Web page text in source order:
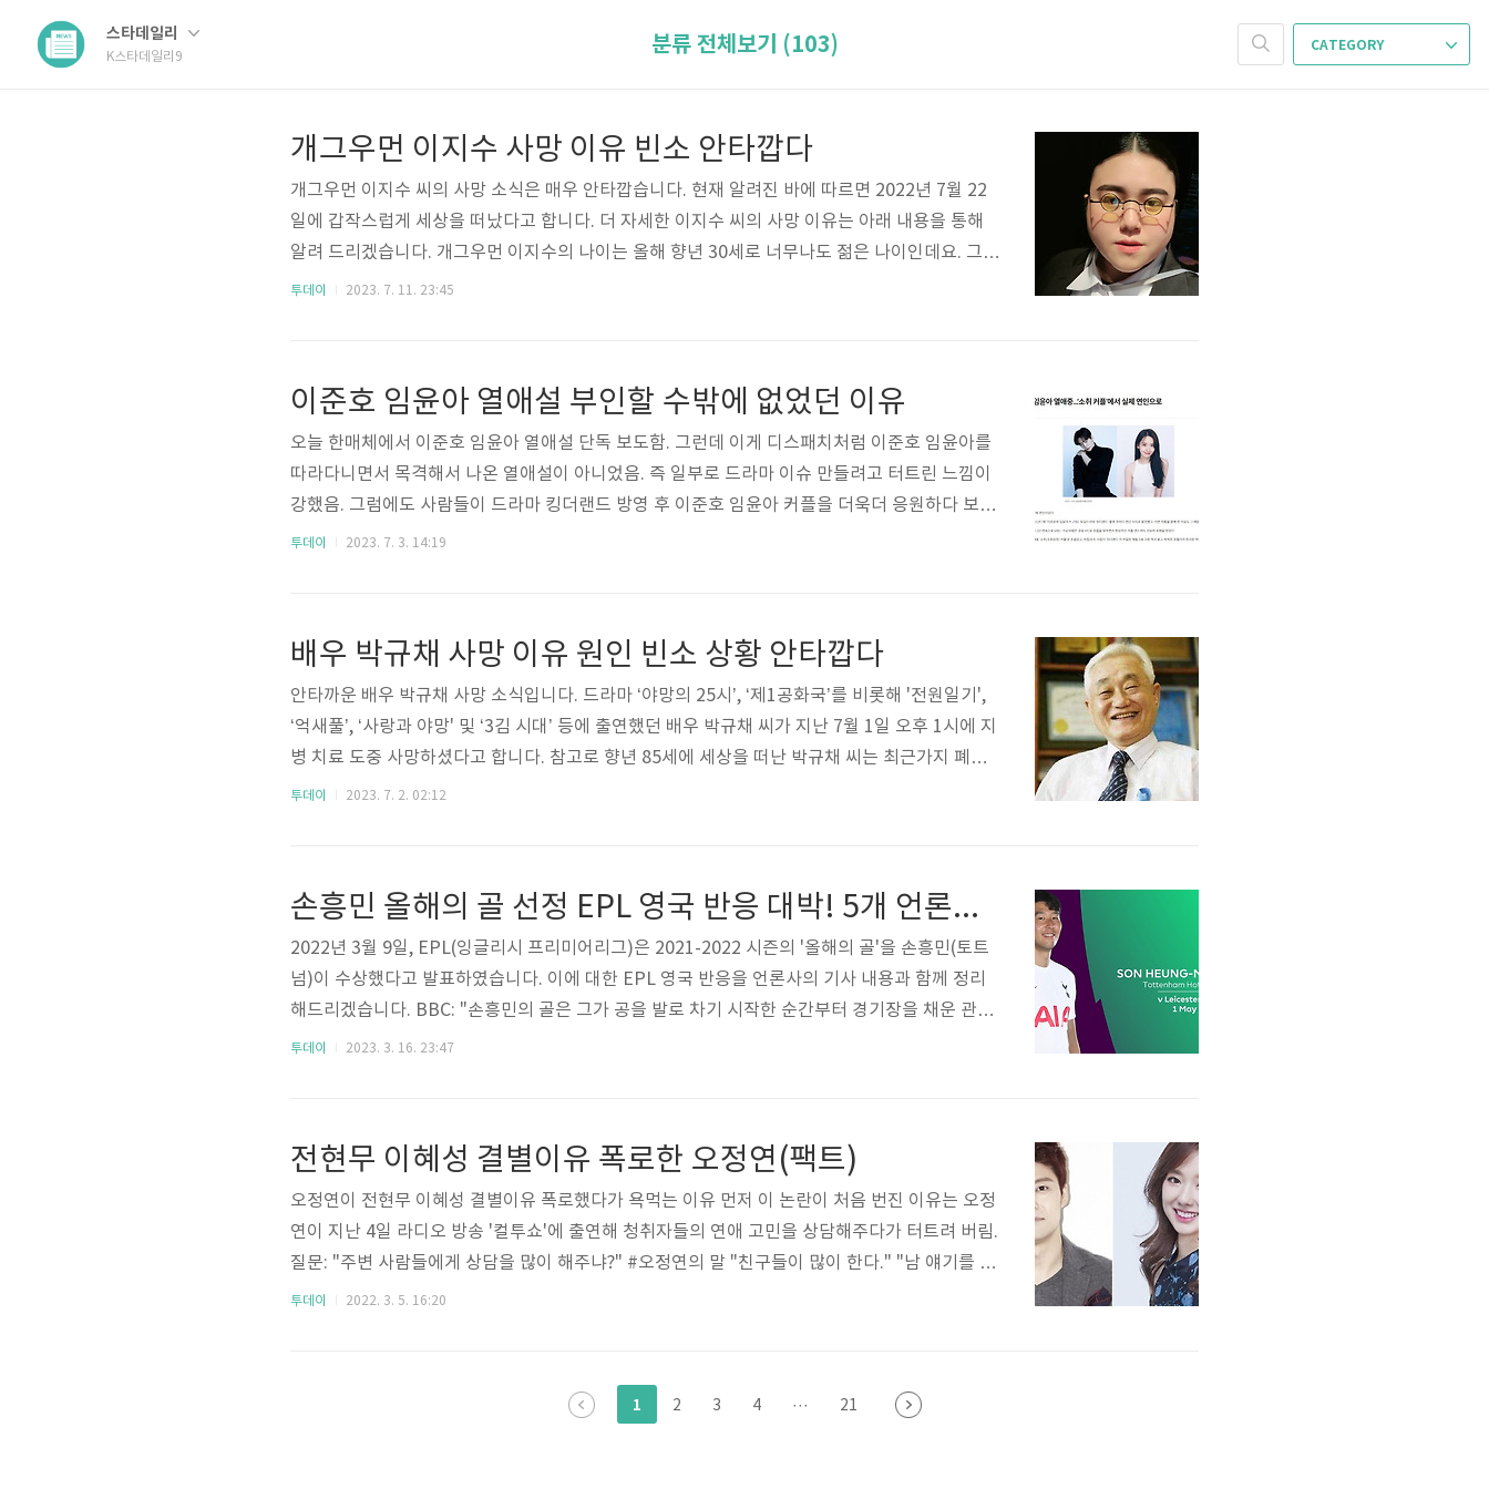
스타데일리
K스타데일리9
CATEGORY
분류 전체보기 (103)
개그우먼 이지수 사망 이유 빈소 안타깝다
개그우먼 이지수 씨의 사망 소식은 매우 안타깝습니다. 현재 알려진 바에 따르면 2022년 7월 22
일에 갑작스럽게 세상을 떠났다고 합니다. 더 자세한 이지수 씨의 사망 이유는 아래 내용을 통해
알려 드리겠습니다. 개그우먼 이지수의 나이는 올해 향년 30세로 너무나도 젊은 나이인데요. 그녀
의 갑작스러운 사망 소식에 개그맨 동료들은 큰 충격과 슬픔에 빠져 있다고 하네요. 참고로 MBC
'코빅엔터', '취향저격수' 등 다양한..
투데이 2023. 7. 11. 23:45
이준호 임윤아 열애설 부인할 수밖에 없었던 이유
오늘 한매체에서 이준호 임윤아 열애설 단독 보도함. 그런데 이게 디스패치처럼 이준호 임윤아를
따라다니면서 목격해서 나온 열애설이 아니었음. 즉 일부로 드라마 이슈 만들려고 터트린 느낌이
강했음. 그럼에도 사람들이 드라마 킹더랜드 방영 후 이준호 임윤아 커플을 더욱더 응원하다 보니
내심 기대가 커졌음. 뿐만 아니라 소속사에서 바로 부인하지 않고 확인중이라는 공식입장을 먼저
실무근"이라며 이를 부인했다. 결국 JTBC ..
투데이 2023. 7. 3. 14:19
배우 박규채 사망 이유 원인 빈소 상황 안타깝다
안타까운 배우 박규채 사망 소식입니다. 드라마 ‘야망의 25시’, ‘제1공화국’를 비롯해 '전원일기',
‘억새풀’, ‘사랑과 야망' 및 ‘3김 시대’ 등에 출연했던 배우 박규채 씨가 지난 7월 1일 오후 1시에 지
병 치료 도중 사망하셨다고 합니다. 참고로 향년 85세에 세상을 떠난 박규채 씨는 최근가지 폐렴
치료를 해왔다고 하네요. 그럼, 요즘 젊은 세대들을 잘 알지 못하는 배우 박규채란 사람은 누구인
고로 당시에는 배우들이 ..
투데이 2023. 7. 2. 02:12
손흥민 올해의 골 선정 EPL 영국 반응 대박! 5개 언론사 정리
2022년 3월 9일, EPL(잉글리시 프리미어리그)은 2021-2022 시즌의 '올해의 골'을 손흥민(토트
넘)이 수상했다고 발표하였습니다. 이에 대한 EPL 영국 반응을 언론사의 기사 내용과 함께 정리
해드리겠습니다. BBC: "손흥민의 골은 그가 공을 발로 차기 시작한 순간부터 경기장을 채운 관중
들의 환호성을 일으켰습니다. 그는 세계 최고의 축구 선수 중 한 명입니다." Sky Sports: "손흥민
PN: ..
투데이 2023. 3. 16. 23:47
전현무 이혜성 결별이유 폭로한 오정연(팩트)
오정연이 전현무 이혜성 결별이유 폭로했다가 욕먹는 이유 먼저 이 논란이 처음 번진 이유는 오정
연이 지난 4일 라디오 방송 '컬투쇼'에 출연해 청취자들의 연애 고민을 상담해주다가 터트려 버림.
질문: "주변 사람들에게 상담을 많이 해주냐?" #오정연의 말 "친구들이 많이 한다." "남 얘기를 할
땐 그렇게 박사고 이성적이고 합리적이다" "얼마 전에도 헤어진 커플이 있다." "이분들 다 아실 거
내용을 보니까 좋은 이미지로 남고 싶어하는 것 같더라고 이야기했다." "친구에게 어떻게 기억되
투데이 2022. 3. 5. 16:20
1 2 3 4 ··· 21